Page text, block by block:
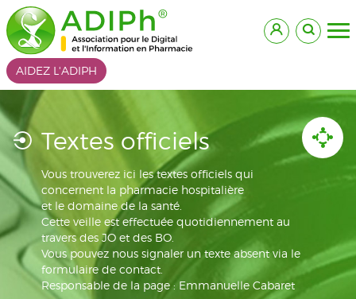
AIDEZ L'ADIPH
Textes officiels
Vous trouverez ici les textes officiels qui
concernent la pharmacie hospitalière
et le domaine de la santé.
Cette veille est effectuée quotidiennement au
travers des JO et des BO.
Vous pouvez nous signaler un texte absent via le
formulaire de contact.
Responsable de la page : Emmanuelle Cabaret